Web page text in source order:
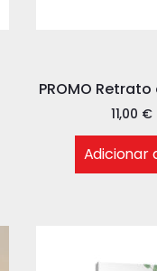
PROMO
11,00 €
Adicionar